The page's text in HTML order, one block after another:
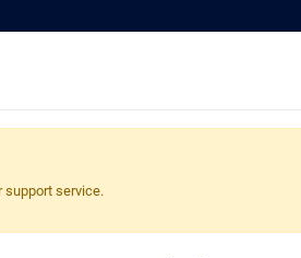
盒裝
support service.